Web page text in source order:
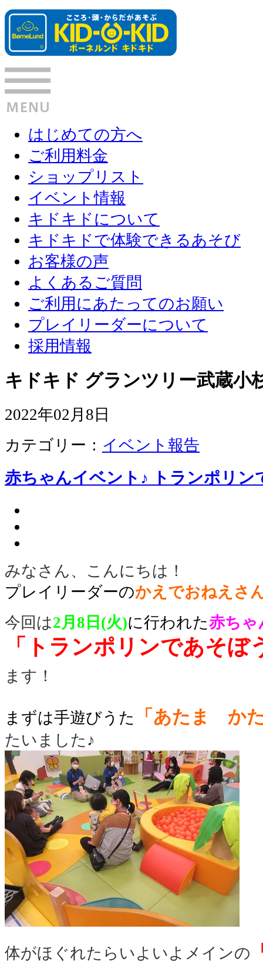
はじめての方へ
ご利用料金
ショップリスト
イベント情報
キドキドについて
キドキドで体験できるあそび
お客様の声
よくあるご質問
ご利用にあたってのお願い
プレイリーダーについて
採用情報
キドキド グランツリー武蔵小
2022年02月8日
カテゴリー： イベント報告
赤ちゃんイベント♪ トランポリン
みなさん、こんにちは！
プレイリーダーのかえでおねえさ
今回は2月8日(火)に行われた赤ちゃ
「トランポリンであそぼ
ます！
まずは手遊びうた 「あたま か
たいました♪
体がほぐれたらいよいよメインの